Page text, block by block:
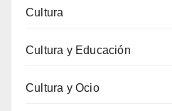
Cultura
Cultura y Educación
Cultura y Ocio